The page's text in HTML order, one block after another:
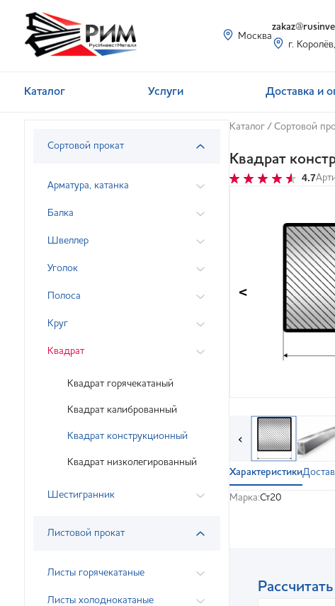
Москва
г.
Каталог Услуги Доставка и
Сортовой прокат
Арматура, катанка
Балка
Швеллер
Уголок
Полоса
Круг
Квадрат
Квадрат горячекатаный
Квадрат калиброванный
Квадрат конструкционный
Квадрат низколегированный
Шестигранник
Листовой прокат
Листы горячекатаные
Листы холоднокатаные
Каталог / Сортовой
Квадрат
4.7
<
‹
Характеристики
Марка:Ст20
Рассчитать